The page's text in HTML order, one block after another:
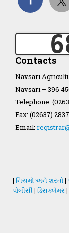
ખેડુત
NAU
Contacts
Navsari
Navsari – 396
Telephone:
Fax: (02637)
Email:
| નિયમો અને શરતો|
પોલીસી | ડિસક્લેમર |